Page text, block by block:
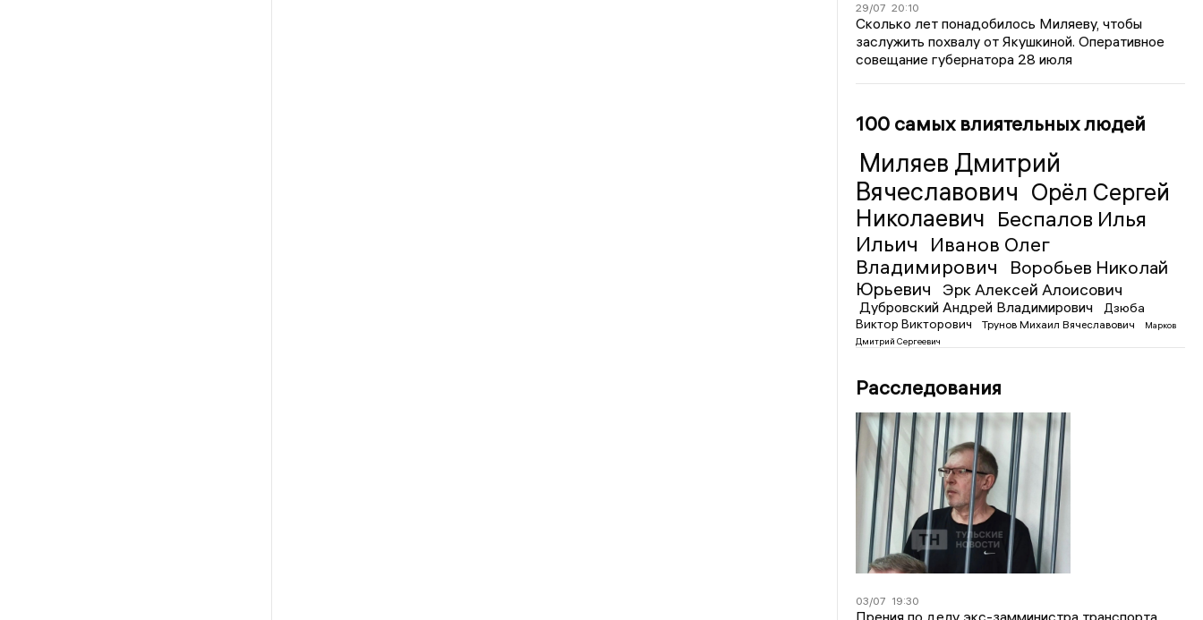
29/07 20:10
Сколько лет понадобилось Миляеву, чтобы
заслужить похвалу от Якушкиной. Оперативное
совещание губернатора 28 июля
100 самых влиятельных людей
Миляев Дмитрий
Вячеславович Орёл Сергей
Николаевич Беспалов Илья
Ильич
Иванов Олег
Владимирович
Воробьев Николай
Юрьевич
Эрк Алексей Алоисович
Дубровский Андрей Владимирович
Дзюба
Виктор Викторович
Трунов Михаил Вячеславович
Марков
Дмитрий Сергеевич
Расследования
03/07 19:30
Прения по делу экс-замминистра транспорта